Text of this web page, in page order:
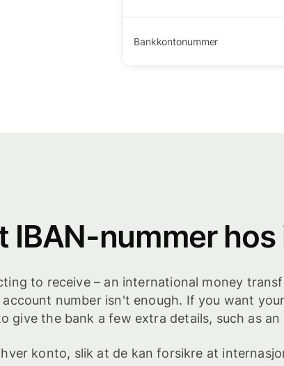
Bankkontonummer
IBAN-nummer hos
to receive – an international money
number isn't enough. If you want
give the bank a few extra details, such as an
konto, slik at de kan forsikre at